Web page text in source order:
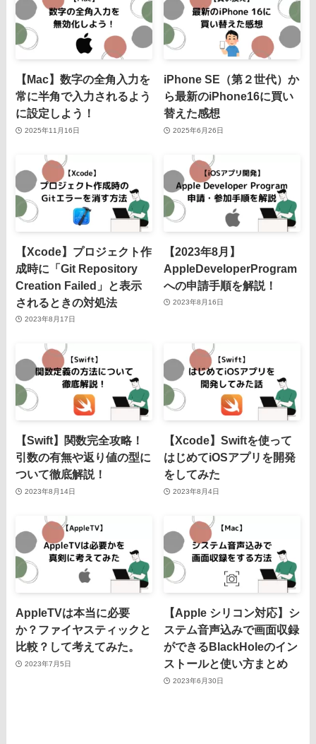
【Mac】数字の全角入力を
常に半角で入力されるよう
に設定しよう！
2025年11月16日
iPhone SE（第２世代）か
ら最新のiPhone16に買い
替えた感想
2025年6月26日
【Xcode】プロジェクト作
成時に「Git Repository
Creation Failed」と表示
されるときの対処法
2023年8月17日
【2023年8月】
AppleDeveloperProgram
への申請手順を解説！
2023年8月16日
【Swift】関数完全攻略！
引数の有無や返り値の型に
ついて徹底解説！
2023年8月14日
【Xcode】Swiftを使って
はじめてiOSアプリを開発
をしてみた
2023年8月4日
AppleTVは本当に必要
か？ファイヤスティックと
比較？して考えてみた。
2023年7月5日
【Apple シリコン対応】シ
ステム音声込みで画面収録
ができるBlackHoleのイン
ストールと使い方まとめ
2023年6月30日